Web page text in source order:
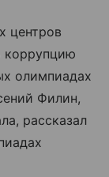
центров
коррупцию
олимпиадах
Филин,
рассказал